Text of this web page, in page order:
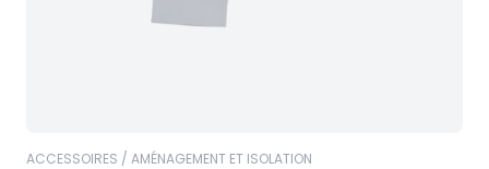
ACCESSOIRES / AMÉNAGEMENT ET ISOLATION